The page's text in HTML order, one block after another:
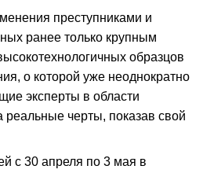
преступниками и
ранее только крупным
образцов
о которой уже неоднократно
эксперты в области
реальные черты, показав свой
с 30 апреля по 3 мая в